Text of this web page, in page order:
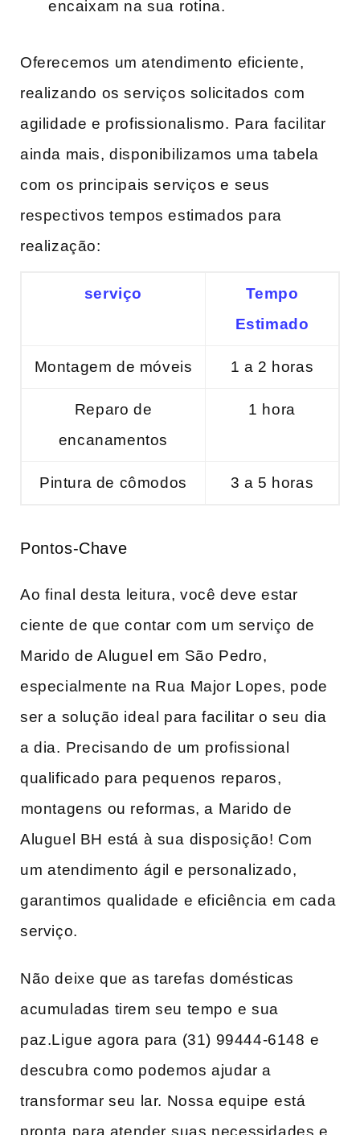
encaixam na sua ⁤rotina.
Oferecemos ‌um atendimento eficiente,
realizando os serviços‌ solicitados⁢ com
agilidade e profissionalismo.⁤ Para ‍facilitar
ainda mais, disponibilizamos uma tabela ​
com⁢ os principais serviços ⁣e seus
respectivos tempos estimados para⁢
realização:
serviço
Tempo​
Estimado
Montagem de móveis 1 a 2 ​horas
Reparo de
encanamentos
1 hora
Pintura de cômodos 3 ‌a 5 horas
Pontos-Chave
Ao ⁤final desta​ leitura, você deve estar
ciente de que contar com um​ serviço de
Marido de Aluguel em São Pedro,
especialmente na Rua Major Lopes, pode
ser a solução ideal para facilitar o ‌seu dia
a dia. ⁢Precisando de⁤ um⁤ profissional
qualificado para pequenos reparos,
⁤montagens ou reformas, a⁣ Marido‌ de
Aluguel BH está à sua⁣ disposição! Com​
um⁢ atendimento ágil e personalizado,
garantimos qualidade e eficiência ⁤em‌ cada
serviço.
Não‍ deixe que as tarefas domésticas⁣
acumuladas tirem seu tempo⁤ e sua
paz.Ligue agora para (31) 99444-6148 ⁢e
descubra como podemos ajudar a
transformar‌ seu lar. Nossa equipe ⁢está
pronta ⁣para atender ⁣suas necessidades e